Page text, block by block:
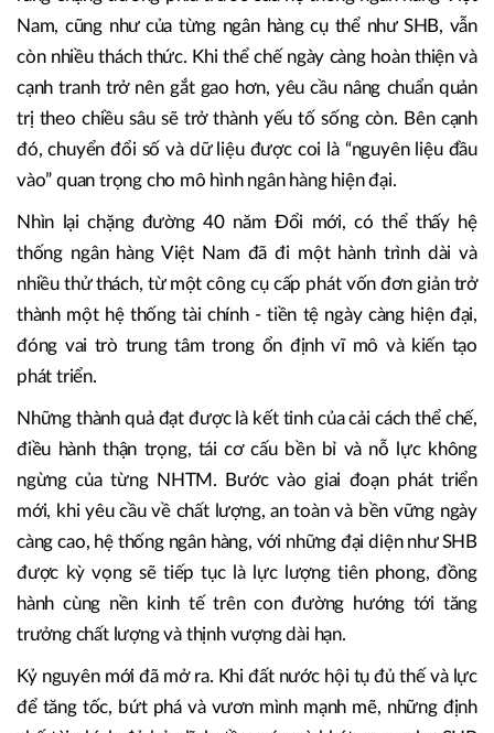
nguyên phát triển mới, những ngân hàng đủ thế và lực như
SHB không chỉ là người quan sát, mà là một phần của tiến
trình kiến tạo tương lai kinh tế Việt Nam.
Dù đã đạt được nhiều thành quả, các chuyên gia đều cho
rằng chặng đường phía trước của hệ thống ngân hàng Việt
Nam, cũng như của từng ngân hàng cụ thể như SHB, vẫn
cạnh tranh trở nên gắt gao hơn, yêu cầu nâng chuẩn quản
trị theo chiều sâu sẽ trở thành yếu tố sống còn. Bên cạnh
đó, chuyển đổi số và dữ liệu được coi là “nguyên liệu đầu
vào” quan trọng cho mô hình ngân hàng hiện đại.
Nhìn lại chặng đường 40 năm Đổi mới, có thể thấy hệ
nhiều thử thách, từ một công cụ cấp phát vốn đơn giản trở
thành một hệ thống tài chính - tiền tệ ngày càng hiện đại,
đóng vai trò trung tâm trong ổn định vĩ mô và kiến tạo
phát triển.
Những thành quả đạt được là kết tinh của cải cách thể chế,
điều hành thận trọng, tái cơ cấu bền bỉ và nỗ lực không
ngừng của từng NHTM. Bước vào giai đoạn phát triển
càng cao, hệ thống ngân hàng, với những đại diện như SHB
được kỳ vọng sẽ tiếp tục là lực lượng tiên phong, đồng